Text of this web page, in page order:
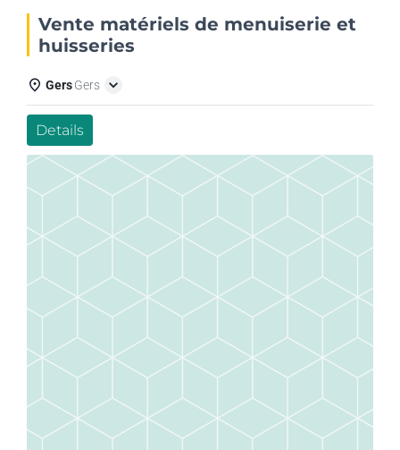
Vente matériels de menuiserie et
huisseries
Gers Gers
Details